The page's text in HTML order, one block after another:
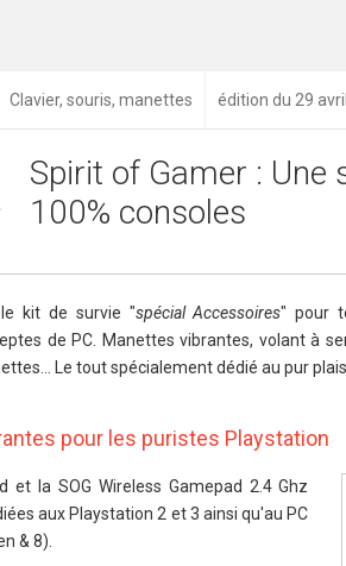
Clavier, souris, manettes édition du 29
Spirit of Gamer : Une
100% consoles
kit de survie "spécial Accessoires" pour
de PC. Manettes vibrantes, volant à
Le tout spécialement dédié au pur
pour les puristes Playstation
et la SOG Wireless Gamepad 2.4 Ghz
aux Playstation 2 et 3 ainsi qu'au PC
& 8).